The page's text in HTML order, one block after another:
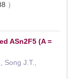
）
ASn2F5 (A =
J.T.,